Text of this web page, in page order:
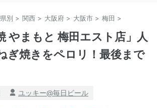
別 > 関西 > 大阪府 > 大阪市 > 梅田 >
やまもと 梅田エスト店」人
ぎ焼きをペロリ！最後まで
ユッキー@毎日ビール